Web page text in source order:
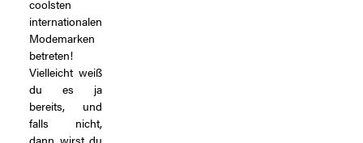
coolsten
internationalen
Modemarken
betreten!
Vielleicht weiß
du es ja
bereits, und
falls nicht,
dann wirst du